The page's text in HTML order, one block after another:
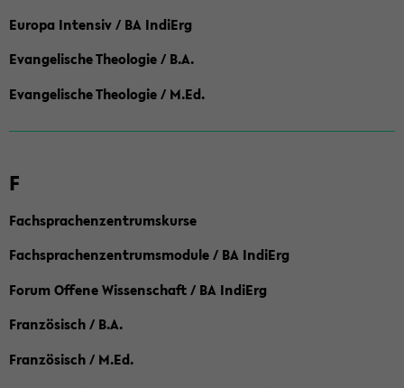
Europa Intensiv / BA IndiErg
Evangelische Theologie / B.A.
Evangelische Theologie / M.Ed.
F
Fachsprachenzentrumskurse
Fachsprachenzentrumsmodule / BA IndiErg
Forum Offene Wissenschaft / BA IndiErg
Französisch / B.A.
Französisch / M.Ed.